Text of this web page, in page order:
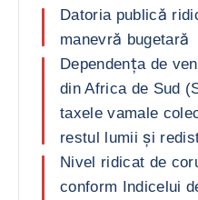
Datoria publică
manevră bugetară
Dependența de
din Africa de Sud
taxele vamale
restul lumii și
Nivel ridicat de
conform Indicelui